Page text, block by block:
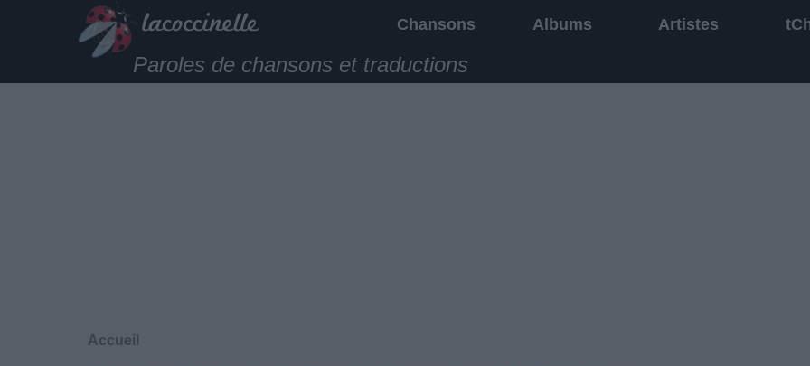
Chansons Albums Artistes
Paroles de chansons et traductions
Accueil